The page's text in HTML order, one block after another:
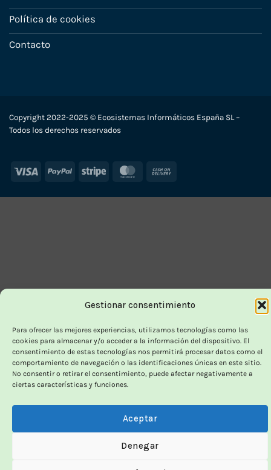
Gestionar consentimiento
Para ofrecer las mejores experiencias, utilizamos tecnologías como las
cookies para almacenar y/o acceder a la información del dispositivo. El
consentimiento de estas tecnologías nos permitirá procesar datos como el
comportamiento de navegación o las identificaciones únicas en este sitio.
No consentir o retirar el consentimiento, puede afectar negativamente a
ciertas características y funciones.
Aceptar
Denegar
Política de cookies
Contacto
Copyright 2022-2025 © Ecosistemas Informáticos España SL –
Todos los derechos reservados
Visa PayPal Stripe MasterCard